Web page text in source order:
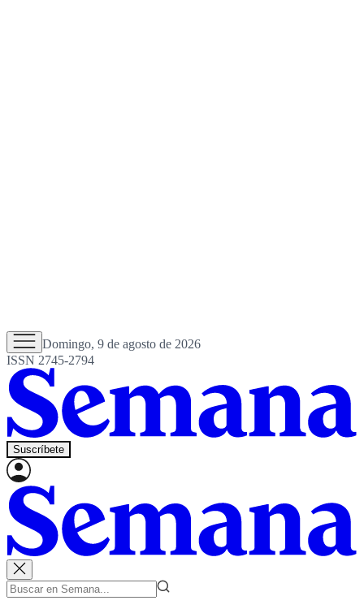
Domingo, 9 de agosto de 2026
ISSN 2745-2794
Suscríbete